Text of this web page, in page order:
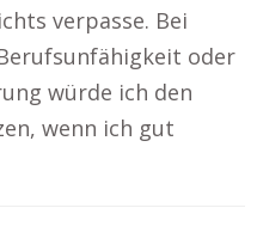
verpasse. Bei
oder
würde ich den
wenn ich gut